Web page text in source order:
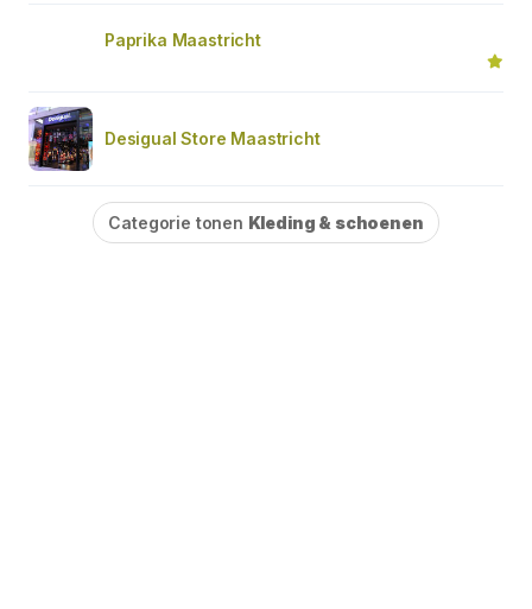
Paprika Maastricht
Desigual Store Maastricht
Categorie tonen Kleding & schoenen